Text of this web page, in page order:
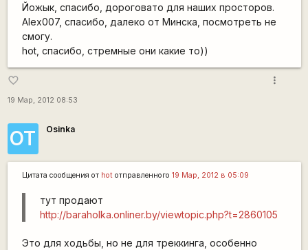
Йожык, спасибо, дороговато для наших просторов.
Alex007, спасибо, далеко от Минска, посмотреть не
смогу.
hot, спасибо, стремные они какие то))
favorite_border
19 Мар, 2012 08:53
more_vert
ОТ Osinka
Цитата сообщения от hotотправленного 19 Мар, 2012 в 05:09
тут продают
http://baraholka.onliner.by/viewtopic.php?t=2860105
Это для ходьбы, но не для треккинга, особенно